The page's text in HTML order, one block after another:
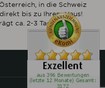
in die Schweiz
bis zu Ihrem Haus!
ca. 2-3 Tage.